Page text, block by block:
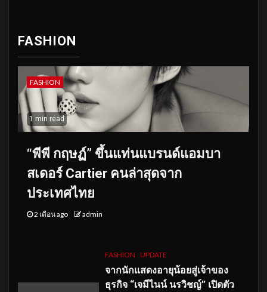
FASHION
FASHION
1 min read
“พีพี กฤษฏ์” ขึ้นแท่นแบรนด์แอมบา
สเดอร์ Cartier คนล่าสุดจาก
ประเทศไทย
2 เดือน ago admin
FASHION UPDATE
จากนักแสดงอายุน้อยสู่เจ้าของ
ธุรกิจ “เจมีไนน์ นรวิชญ์” เปิดตัว